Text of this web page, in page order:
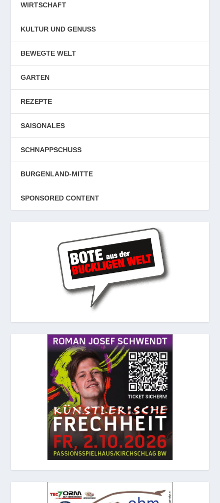
WIRTSCHAFT
KULTUR UND GENUSS
BEWEGTE WELT
GARTEN
REZEPTE
SAISONALES
SCHNAPPSCHUSS
BURGENLAND-MITTE
SPONSORED CONTENT